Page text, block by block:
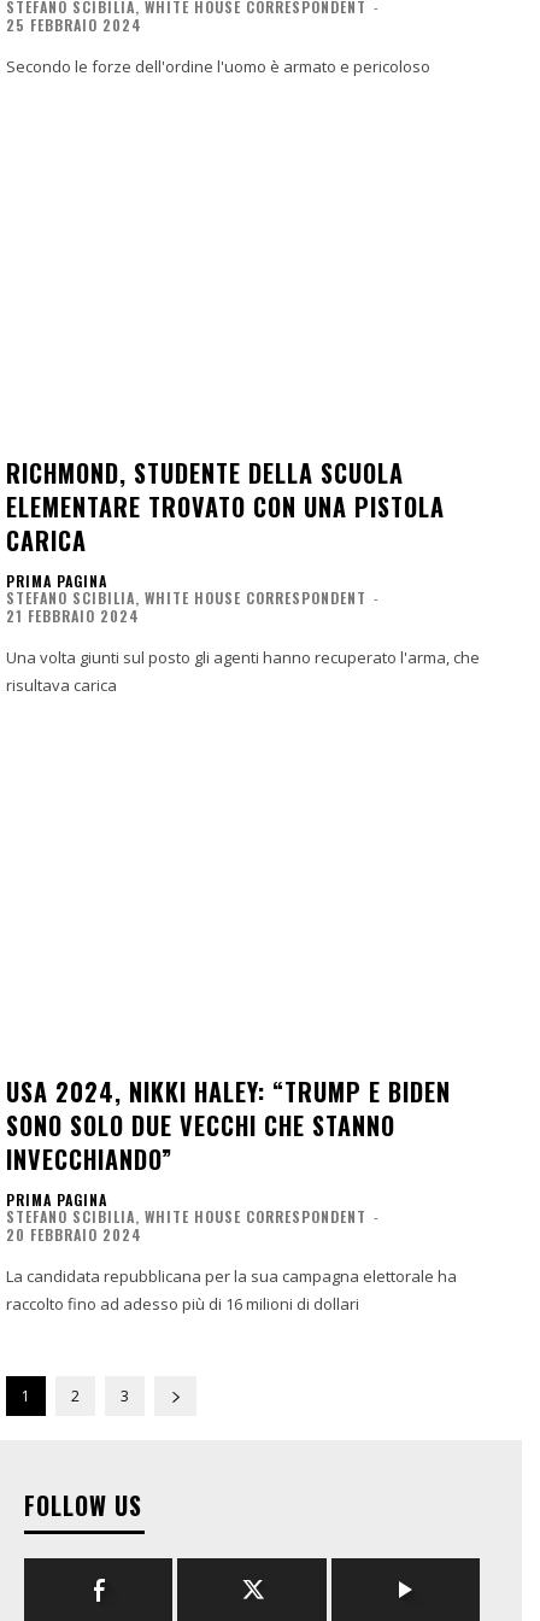
STEFANO SCIBILIA, WHITE HOUSE CORRESPONDENT -
25 FEBBRAIO 2024
Secondo le forze dell'ordine l'uomo è armato e pericoloso
RICHMOND, STUDENTE DELLA SCUOLA
ELEMENTARE TROVATO CON UNA PISTOLA
CARICA
PRIMA PAGINA
STEFANO SCIBILIA, WHITE HOUSE CORRESPONDENT -
21 FEBBRAIO 2024
Una volta giunti sul posto gli agenti hanno recuperato l'arma, che
risultava carica
USA 2024, NIKKI HALEY: “TRUMP E BIDEN
SONO SOLO DUE VECCHI CHE STANNO
INVECCHIANDO”
PRIMA PAGINA
STEFANO SCIBILIA, WHITE HOUSE CORRESPONDENT -
20 FEBBRAIO 2024
La candidata repubblicana per la sua campagna elettorale ha
raccolto fino ad adesso più di 16 milioni di dollari
1 2 3
FOLLOW US